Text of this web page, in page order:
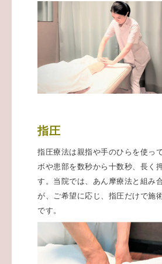
指圧
指圧療法は親指や手のひらを使っ
ボや患部を数秒から十数秒、長く
す。当院では、あん摩療法と組み
が、ご希望に応じ、指圧だけで施
です。